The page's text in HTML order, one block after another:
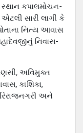
કપાલમોચન-
સારી લાગી કે
નિત્ય આવાસ
નિવાસ-
અવિમુક્ત
કાશિકા,
અને